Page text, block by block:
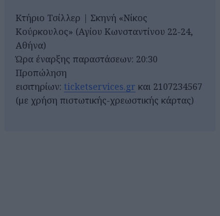
Κτήριο Τσίλλερ | Σκηνή «Νίκος
Κούρκουλος» (Αγίου Κωνσταντίνου 22-24,
Αθήνα)
Ώρα έναρξης παραστάσεων: 20:30
Προπώληση
εισιτηρίων: ticketservices.gr και 2107234567
(με χρήση πιστωτικής-χρεωστικής κάρτας)